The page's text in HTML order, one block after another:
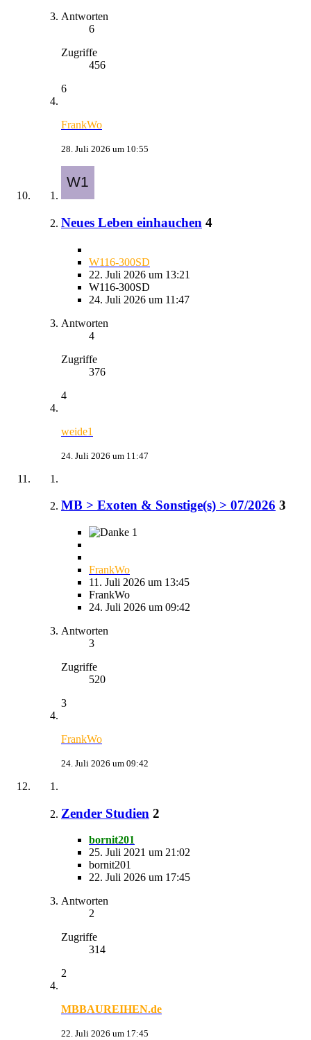
Antworten
6
Zugriffe
456
6
FrankWo
28. Juli 2026 um 10:55
Neues Leben einhauchen 4
W116-300SD
22. Juli 2026 um 13:21
W116-300SD
24. Juli 2026 um 11:47
Antworten
4
Zugriffe
376
4
weide1
24. Juli 2026 um 11:47
MB > Exoten & Sonstige(s) > 07/2026 3
1
FrankWo
11. Juli 2026 um 13:45
FrankWo
24. Juli 2026 um 09:42
Antworten
3
Zugriffe
520
3
FrankWo
24. Juli 2026 um 09:42
Zender Studien 2
bornit201
25. Juli 2021 um 21:02
bornit201
22. Juli 2026 um 17:45
Antworten
2
Zugriffe
314
2
MBBAUREIHEN.de
22. Juli 2026 um 17:45